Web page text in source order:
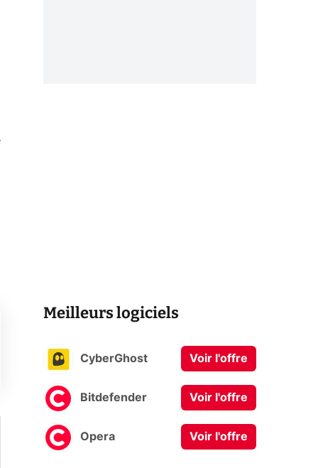
Meilleurs logiciels
CyberGhost Voir l'offre
Bitdefender Voir l'offre
Opera Voir l'offre